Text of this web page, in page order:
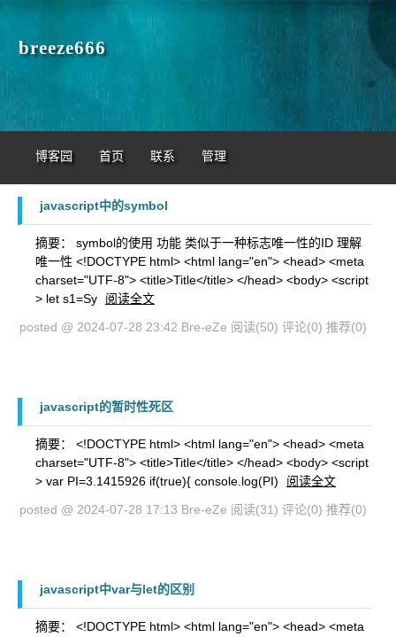
breeze666
博客园 首页 联系 管理
javascript中的symbol
摘要： symbol的使用 功能 类似于一种标志唯一性的ID 理解
唯一性 <!DOCTYPE html> <html lang="en"> <head> <meta
charset="UTF-8"> <title>Title</title> </head> <body> <script
> let s1=Sy
阅读全文
posted @ 2024-07-28 23:42 Bre-eZe 阅读(50) 评论(0) 推荐(0)
javascript的暂时性死区
摘要： <!DOCTYPE html> <html lang="en"> <head> <meta
charset="UTF-8"> <title>Title</title> </head> <body> <script
> var PI=3.1415926 if(true){ console.log(PI)
阅读全文
posted @ 2024-07-28 17:13 Bre-eZe 阅读(31) 评论(0) 推荐(0)
javascript中var与let的区别
摘要： <!DOCTYPE html> <html lang="en"> <head> <meta